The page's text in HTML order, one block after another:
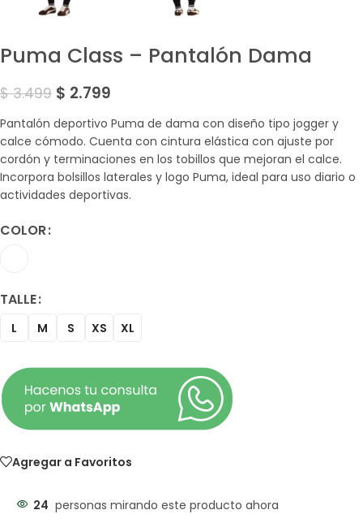
Puma Class – Pantalón Dama
$3.499 $ 2.799
Pantalón deportivo Puma de dama con diseño tipo jogger y
calce cómodo. Cuenta con cintura elástica con ajuste por
cordón y terminaciones en los tobillos que mejoran el calce.
Incorpora bolsillos laterales y logo Puma, ideal para uso diario o
actividades deportivas.
COLOR
TALLE
L M S XS XL
Agregar a Favoritos
24 personas mirando este producto ahora